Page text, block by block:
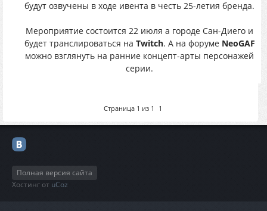
будут озвучены в ходе ивента в честь 25-летия бренда.
Мероприятие состоится 22 июля а городе Сан-Диего и
будет транслироваться на Twitch. А на форуме NeoGAF
можно взглянуть на ранние концепт-арты персонажей
серии.
Страница 1 из 1 1
Полная версия сайта
Хостинг от uCoz